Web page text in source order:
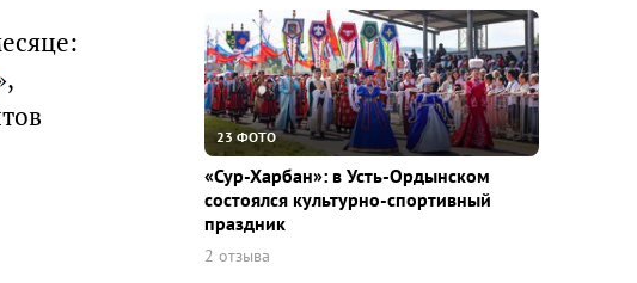
23 ФОТО
«Сур-Харбан»: в Усть-Ордынском
состоялся культурно-спортивный
праздник
2 отзыва